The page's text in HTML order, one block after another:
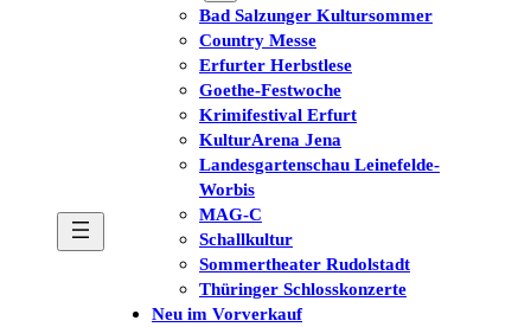
Bad Salzunger Kultursommer
Country Messe
Erfurter Herbstlese
Goethe-Festwoche
Krimifestival Erfurt
KulturArena Jena
Landesgartenschau Leinefelde-
Worbis
MAG-C
Schallkultur
Sommertheater Rudolstadt
Thüringer Schlosskonzerte
Neu im Vorverkauf